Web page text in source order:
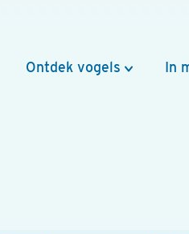
Ontdek vogels In